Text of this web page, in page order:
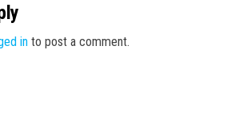
in to post a comment.